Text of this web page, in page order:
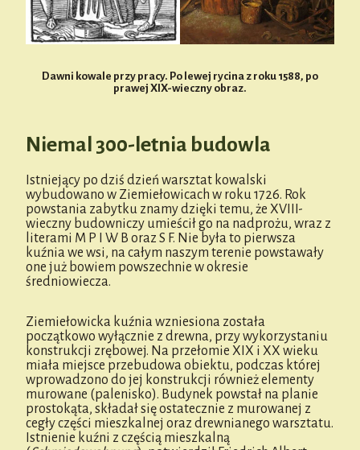
Dawni kowale przy pracy. Po lewej rycina z roku 1588, po
prawej XIX-wieczny obraz.
Niemal 300-letnia budowla
Istniejący po dziś dzień warsztat kowalski
wybudowano w Ziemiełowicach w roku 1726. Rok
powstania zabytku znamy dzięki temu, że XVIII-
wieczny budowniczy umieścił go na nadprożu, wraz z
literami M P I W B oraz S F. Nie była to pierwsza
kuźnia we wsi, na całym naszym terenie powstawały
one już bowiem powszechnie w okresie
średniowiecza.
Ziemiełowicka kuźnia wzniesiona została
początkowo wyłącznie z drewna, przy wykorzystaniu
konstrukcji zrębowej. Na przełomie XIX i XX wieku
miała miejsce przebudowa obiektu, podczas której
wprowadzono do jej konstrukcji również elementy
murowane (palenisko). Budynek powstał na planie
prostokąta, składał się ostatecznie z murowanej z
cegły części mieszkalnej oraz drewnianego warsztatu.
Istnienie kuźni z częścią mieszkalną